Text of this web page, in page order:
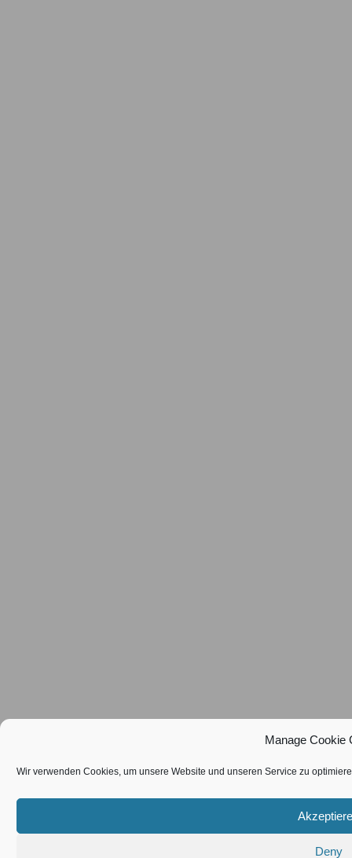
Manage Cookie
Wir verwenden Cookies, um unsere Website und unseren Service zu
Deny